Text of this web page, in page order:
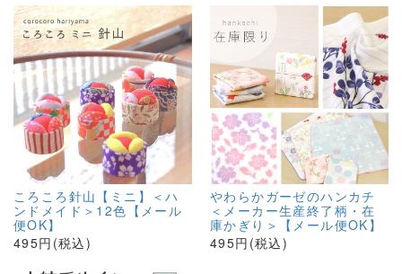
ころころ針山【ミニ】＜ハ
ンドメイド＞12色【メール
便OK】
495円(税込)
やわらかガーゼのハンカチ
＜メーカー生産終了柄・在
庫かぎり＞【メール便OK】
495円(税込)